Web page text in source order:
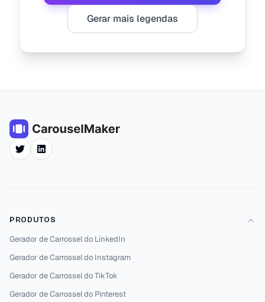
Gerar mais legendas
TwitterLinkedIn
PRODUTOS
Gerador de Carrossel do LinkedIn
Gerador de Carrossel do Instagram
Gerador de Carrossel do TikTok
Gerador de Carrossel do Pinterest